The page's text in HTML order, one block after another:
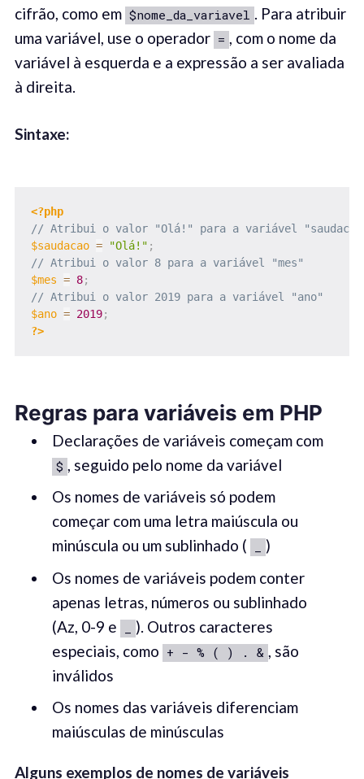
cifrão, como em $nome_da_variavel
. Para atribuir
uma variável, use o operador =
, com o nome da
variável à esquerda e a expressão a ser avaliada
à direita.
Sintaxe:
<?php
// Atribui o valor "Olá!" para a variável
$saudacao = "Olá!" ;
// Atribui o valor 8 para a variável "mes"
$mes = 8;
// Atribui o valor 2019 para a variável "ano"
$ano = 2019;
?>
Regras para variáveis em ​​PHP
Declarações de variáveis ​​começam com
$ , seguido pelo nome da variável
Os nomes de variáveis ​​só podem
começar com uma letra maiúscula ou
minúscula ou um sublinhado (
)
Os nomes de variáveis ​​podem conter
apenas letras, números ou sublinhado
(Az, 0-9 e
). Outros caracteres
especiais, como + - % ( ) . & , são
inválidos
Os nomes das variáveis ​​diferenciam
maiúsculas de minúsculas
Alguns exemplos de nomes de variáveis ​​